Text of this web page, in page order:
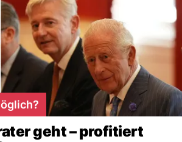
geht – profitiert